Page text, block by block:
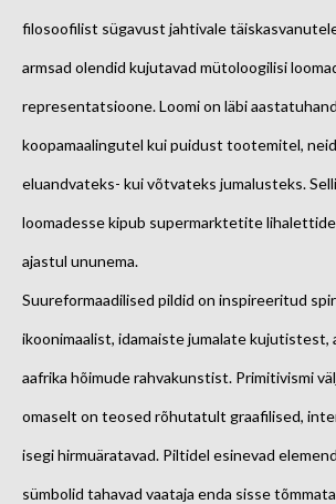
filosoofilist sügavust jahtivale
armsad olendid kujutavad mütoloogilisi
representatsioone. Loomi on läbi
koopamaalingutel kui puidust tootemitel,
eluandvateks- kui võtvateks jumalusteks.
loomadesse kipub supermarktetite
ajastul ununema.
Suureformaadilised pildid on inspireeritud
ikoonimaalist, idamaiste jumalate kujutistest,
aafrika hõimude rahvakunstist. Primitivismi
omaselt on teosed rõhutatult graafilised,
isegi hirmuäratavad. Piltidel esinevad
sümbolid tahavad vaataja enda sisse